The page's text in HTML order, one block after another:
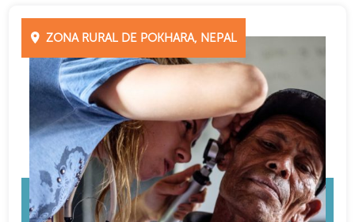
ZONA RURAL DE POKHARA, NEPAL